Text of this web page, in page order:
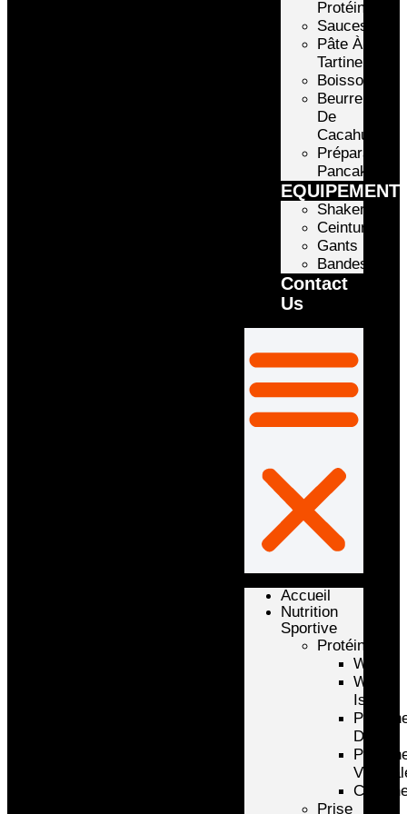
Protéinée
Sauces
Pâte À
Tartiner
Boissons
Beurre
De
Cacahuète
Préparation
Pancake
Shakers
Ceintures
Gants
Bandes
Contact
Us
Accueil
Nutrition
Sportive
Protéines
Whey
Whey
Isolate
D’oeuf
Prise